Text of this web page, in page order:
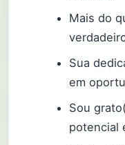
Mais do
Sua
em
Sou
potencial